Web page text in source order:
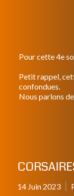
Pour cette 4e
Petit rappel,
confondues.
Nous parlons
14 Juin 2023